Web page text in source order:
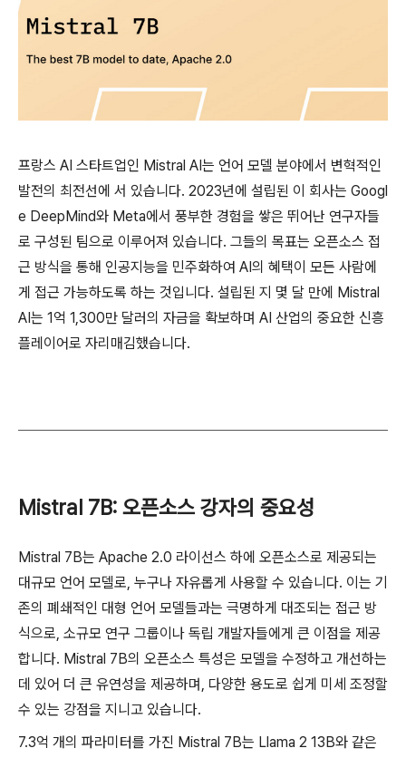
프랑스 AI 스타트업인 Mistral AI는 언어 모델 분야에서 변혁적인
발전의 최전선에 서 있습니다. 2023년에 설립된 이 회사는 Googl
e DeepMind와 Meta에서 풍부한 경험을 쌓은 뛰어난 연구자들
로 구성된 팀으로 이루어져 있습니다. 그들의 목표는 오픈소스 접
근 방식을 통해 인공지능을 민주화하여 AI의 혜택이 모든 사람에
게 접근 가능하도록 하는 것입니다. 설립된 지 몇 달 만에 Mistral
AI는 1억 1,300만 달러의 자금을 확보하며 AI 산업의 중요한 신흥
플레이어로 자리매김했습니다.
Mistral 7B: 오픈소스 강자의 중요성
Mistral 7B는 Apache 2.0 라이선스 하에 오픈소스로 제공되는
대규모 언어 모델로, 누구나 자유롭게 사용할 수 있습니다. 이는 기
존의 폐쇄적인 대형 언어 모델들과는 극명하게 대조되는 접근 방
식으로, 소규모 연구 그룹이나 독립 개발자들에게 큰 이점을 제공
합니다. Mistral 7B의 오픈소스 특성은 모델을 수정하고 개선하는
데 있어 더 큰 유연성을 제공하며, 다양한 용도로 쉽게 미세 조정할
수 있는 강점을 지니고 있습니다.
7.3억 개의 파라미터를 가진 Mistral 7B는 Llama 2 13B와 같은